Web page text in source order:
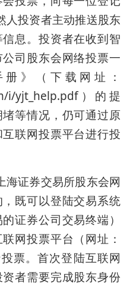
人投资者主动推送股东
息。投资者在收到智
司股东会网络投票一
》（下载网址：
i/yjt_help.pdf）的提
等情况，仍可通过原
联网投票平台进行投
海证券交易所股东会网
既可以登陆交易系统
证券公司交易终端）
网投票平台（网址：
票。首次登陆互联网
者需要完成股东身份